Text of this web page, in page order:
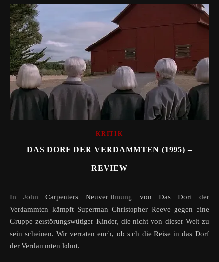
KRITIK
DAS DORF DER VERDAMMTEN (1995) –
REVIEW
In John Carpenters Neuverfilmung von Das Dorf der
Verdammten kämpft Superman Christopher Reeve gegen eine
Gruppe zerstörungswütiger Kinder, die nicht von dieser Welt zu
sein scheinen. Wir verraten euch, ob sich die Reise in das Dorf
der Verdammten lohnt.